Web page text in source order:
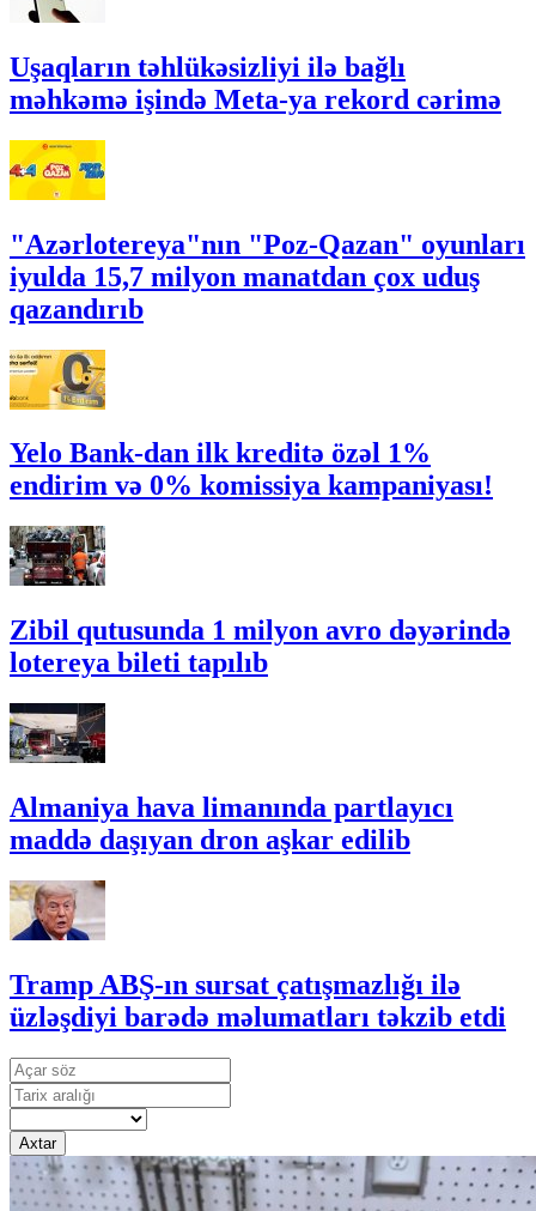
Uşaqların təhlükəsizliyi ilə bağlı
məhkəmə işində Meta-ya rekord cərimə
"Azərlotereya"nın "Poz-Qazan" oyunları
iyulda 15,7 milyon manatdan çox uduş
qazandırıb
Yelo Bank-dan ilk kreditə özəl 1%
endirim və 0% komissiya kampaniyası!
Zibil qutusunda 1 milyon avro dəyərində
lotereya bileti tapılıb
Almaniya hava limanında partlayıcı
maddə daşıyan dron aşkar edilib
Tramp ABŞ-ın sursat çatışmazlığı ilə
üzləşdiyi barədə məlumatları təkzib etdi
Axtar